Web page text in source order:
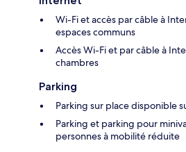
Wi-Fi et accès par câble à
espaces communs
Accès Wi-Fi et par câble à
chambres
Parking
Parking sur place disponible
Parking et parking pour
personnes à mobilité réduite